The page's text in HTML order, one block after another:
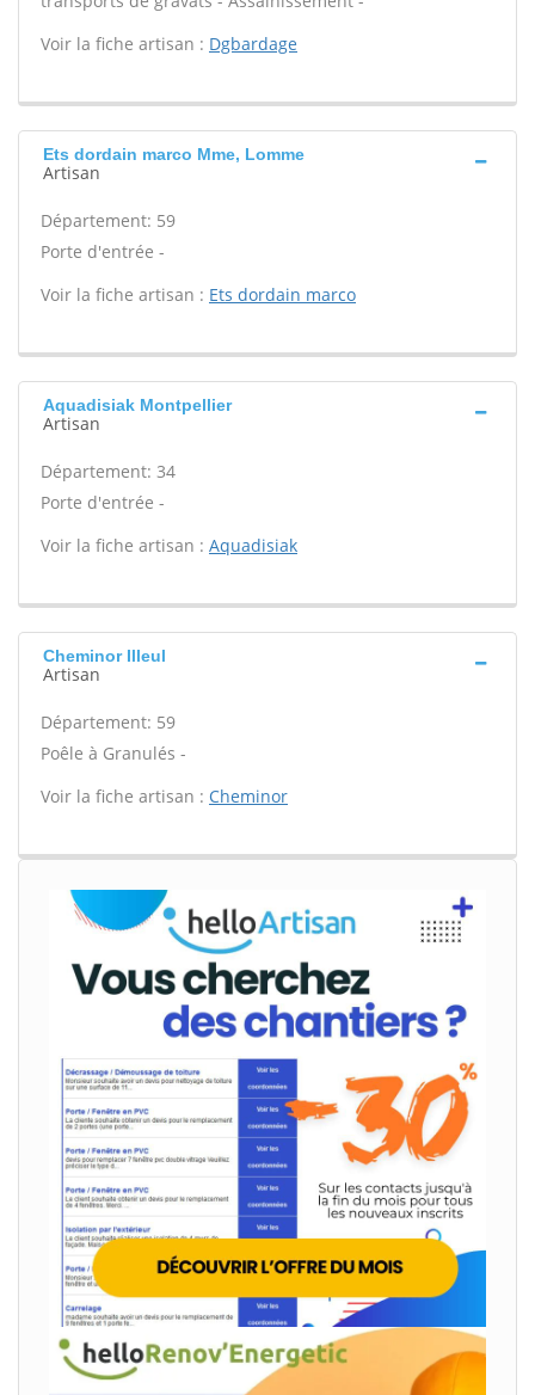
Voir la fiche artisan : Dgbardage
Ets dordain marco Mme, Lomme
Artisan
Département: 59
Porte d'entrée -
Voir la fiche artisan : Ets dordain marco
Aquadisiak Montpellier
Artisan
Département: 34
Porte d'entrée -
Voir la fiche artisan : Aquadisiak
Cheminor Illeul
Artisan
Département: 59
Poêle à Granulés -
Voir la fiche artisan : Cheminor